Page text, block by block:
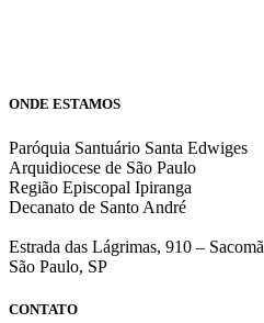
ONDE ESTAMOS
Paróquia Santuário Santa Edwiges
Arquidiocese de São Paulo
Região Episcopal Ipiranga
Decanato de Santo André
Estrada das Lágrimas, 910 – Sacomã
São Paulo, SP
CONTATO